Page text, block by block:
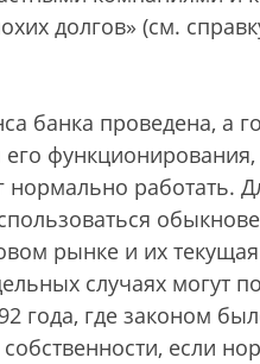
долгов» (см.
банка проведена, а
работать.
рынке и их
случаях могут
года, где законом
если